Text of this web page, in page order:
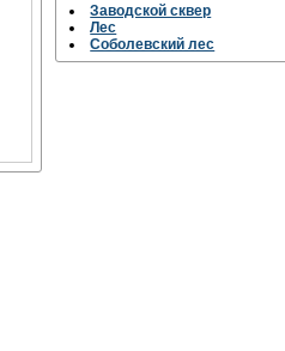
Заводской сквер
Лес
Соболевский лес